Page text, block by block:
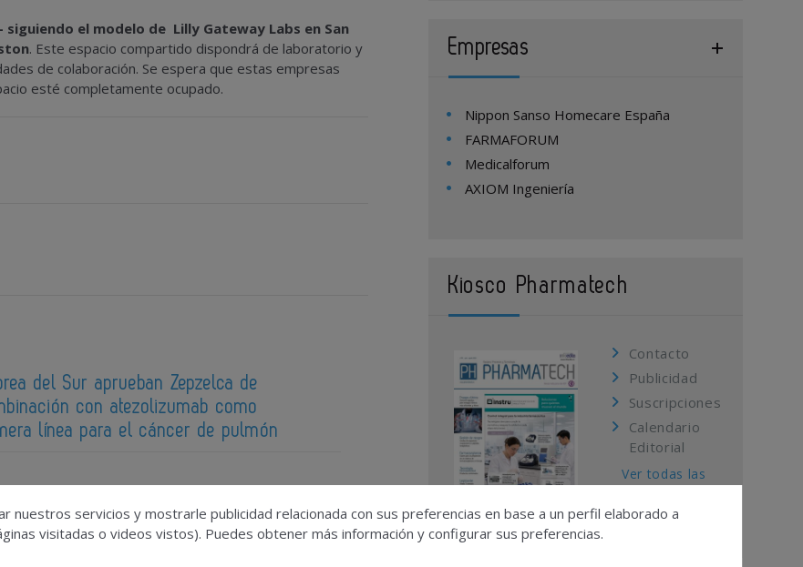
el modelo de Lilly Gateway Labs en San
. Este espacio compartido dispondrá de laboratorio y
de colaboración. Se espera que estas empresas
esté completamente ocupado.
del Sur aprueban Zepzelca de
con atezolizumab como
línea para el cáncer de pulmón
Empresas
Nippon Sanso Homecare España
FARMAFORUM
Medicalforum
AXIOM Ingeniería
Kiosco Pharmatech
Contacto
Publicidad
Suscripciones
Calendario
Editorial
Ver todas las
revistas
nuestros servicios y mostrarle publicidad relacionada con sus preferencias en base a un perfil elaborado a
visitadas o videos vistos). Puedes obtener más información y configurar sus preferencias.